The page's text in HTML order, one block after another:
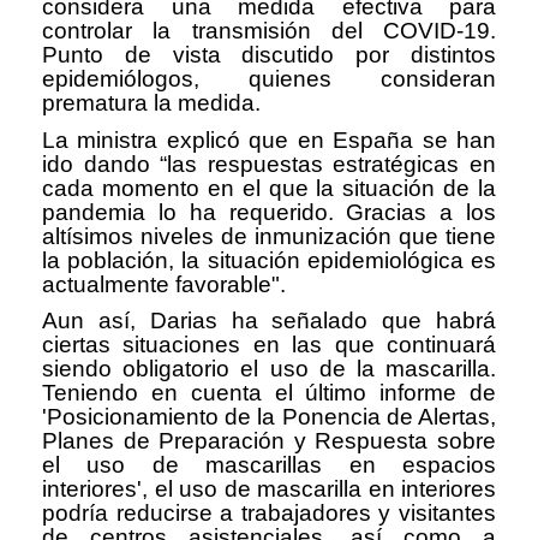
considera una medida efectiva para
controlar la transmisión del COVID-19.
Punto de vista discutido por distintos
epidemiólogos, quienes consideran
prematura la medida.
La ministra explicó que en España se han
ido dando “las respuestas estratégicas en
cada momento en el que la situación de la
pandemia lo ha requerido. Gracias a los
altísimos niveles de inmunización que tiene
la población, la situación epidemiológica es
actualmente favorable".
Aun así, Darias ha señalado que habrá
ciertas situaciones en las que continuará
siendo obligatorio el uso de la mascarilla.
Teniendo en cuenta el último informe de
'Posicionamiento de la Ponencia de Alertas,
Planes de Preparación y Respuesta sobre
el uso de mascarillas en espacios
interiores', el uso de mascarilla en interiores
podría reducirse a trabajadores y visitantes